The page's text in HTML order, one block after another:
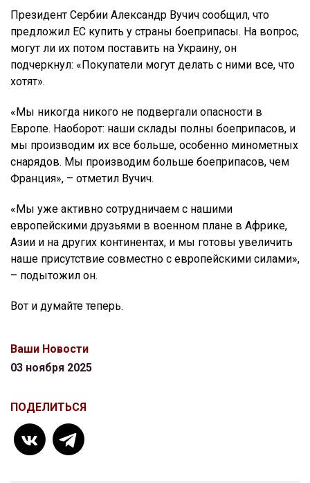
Президент Сербии Александр Вучич сообщил, что
предложил ЕС купить у страны боеприпасы. На вопрос,
могут ли их потом поставить на Украину, он
подчеркнул: «Покупатели могут делать с ними все, что
хотят».
«Мы никогда никого не подвергали опасности в
Европе. Наоборот: наши склады полны боеприпасов, и
мы производим их все больше, особенно минометных
снарядов. Мы производим больше боеприпасов, чем
Франция», – отметил Вучич.
«Мы уже активно сотрудничаем с нашими
европейскими друзьями в военном плане в Африке,
Азии и на других континентах, и мы готовы увеличить
наше присутствие совместно с европейскими силами»,
– подытожил он.
Вот и думайте теперь.
Ваши Новости
03 ноября 2025
ПОДЕЛИТЬСЯ